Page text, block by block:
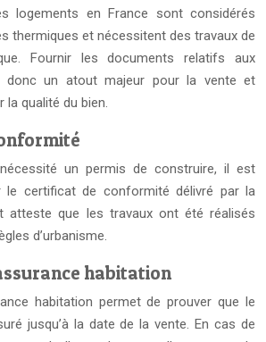
logements en France sont considérés
thermiques et nécessitent des travaux de
Fournir les documents relatifs aux
donc un atout majeur pour la vente et
la qualité du bien.
un permis de construire, il est
le certificat de conformité délivré par la
atteste que les travaux ont été réalisés
d’urbanisme.
habitation
habitation permet de prouver que le
jusqu’à la date de la vente. En cas de